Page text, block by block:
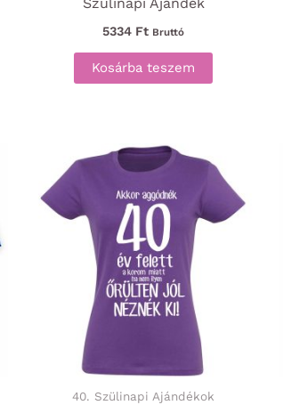
5334 Ft Bruttó
Kosárba teszem
40. Szülinapi Ajándékok